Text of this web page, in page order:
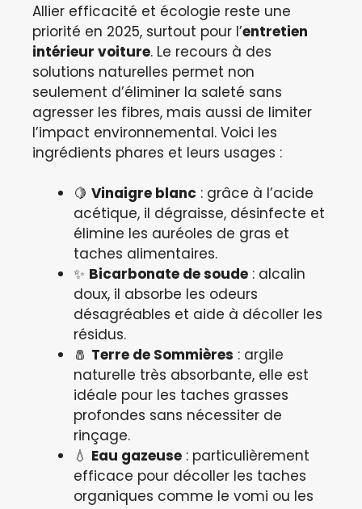
Allier efficacité et écologie reste une
priorité en 2025, surtout pour l’entretien
intérieur voiture. Le recours à des
solutions naturelles permet non
seulement d’éliminer la saleté sans
agresser les fibres, mais aussi de limiter
l’impact environnemental. Voici les
ingrédients phares et leurs usages :
🍋 Vinaigre blanc : grâce à l’acide
acétique, il dégraisse, désinfecte et
élimine les auréoles de gras et
taches alimentaires.
✨ Bicarbonate de soude : alcalin
doux, il absorbe les odeurs
désagréables et aide à décoller les
résidus.
🧂 Terre de Sommières : argile
naturelle très absorbante, elle est
idéale pour les taches grasses
profondes sans nécessiter de
rinçage.
💧 Eau gazeuse : particulièrement
efficace pour décoller les taches
organiques comme le vomi ou les